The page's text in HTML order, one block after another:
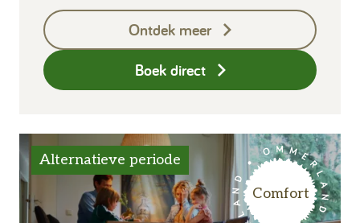
Keukendoekenpakket
Eindschoonmaak
Ontdek meer
Boek direct
Comfort
Alternatieve periode